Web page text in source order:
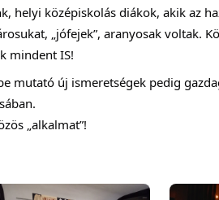
helyi középiskolás diákok, akik az
„jófejek”, aranyosak voltak.
mindent IS!
mutató új ismeretségek pedig
„alkalmat”!